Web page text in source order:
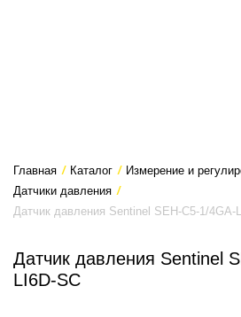
Главная / Каталог / Измерение и
Датчики давления /
Датчик давления Sentinel SEH-C5-1/4GA-
Датчик давления Sentinel
LI6D-SC